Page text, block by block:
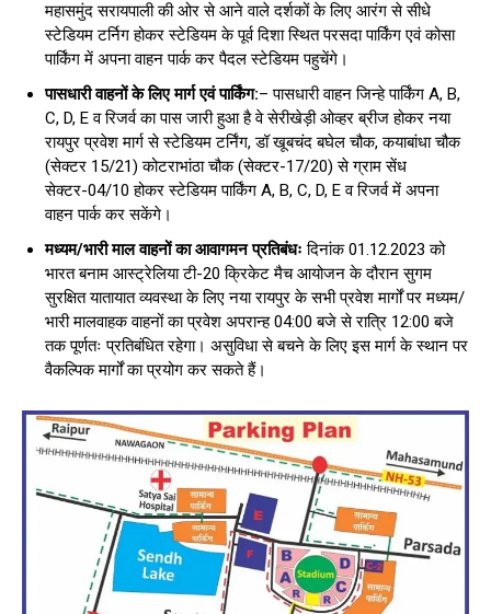
महासमुंद सरायपाली की ओर से आने वाले दर्शकों के लिए आरंग से सीधे
स्टेडियम टर्निग होकर स्टेडियम के पूर्व दिशा स्थित परसदा पार्किंग एवं कोसा
पार्किंग में अपना वाहन पार्क कर पैदल स्टेडियम पहुचेंगे।
पासधारी वाहनों के लिए मार्ग एवं पार्किंग:– पासधारी वाहन जिन्हे पार्किंग A, B,
C, D, E व रिजर्व का पास जारी हुआ है वे सेरीखेड़ी ओव्हर ब्रीज होकर नया
रायपुर प्रवेश मार्ग से स्टेडियम टर्निंग, डॉ खूबचंद बघेल चौक, कयाबांधा चौक
(सेक्टर 15/21) कोटराभांठा चौक (सेक्टर-17/20) से ग्राम सेंध
सेक्टर-04/10 होकर स्टेडियम पार्किंग A, B, C, D, E व रिजर्व में अपना
वाहन पार्क कर सकेंगे।
मध्यम/भारी माल वाहनों का आवागमन प्रतिबंधः दिनांक 01.12.2023 को
भारत बनाम आस्ट्रेलिया टी-20 क्रिकेट मैच आयोजन के दौरान सुगम
सुरक्षित यातायात व्यवस्था के लिए नया रायपुर के सभी प्रवेश मार्गों पर मध्यम/
भारी मालवाहक वाहनों का प्रवेश अपरान्ह 04:00 बजे से रात्रि 12:00 बजे
तक पूर्णतः प्रतिबंधित रहेगा। असुविधा से बचने के लिए इस मार्ग के स्थान पर
वैकल्पिक मार्गों का प्रयोग कर सकते हैं।